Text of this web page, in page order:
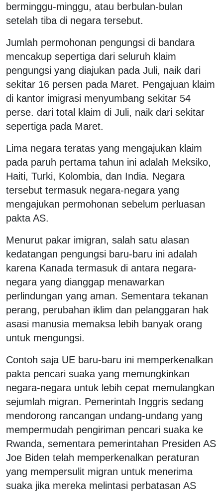
berminggu-minggu, atau berbulan-bulan
setelah tiba di negara tersebut.
Jumlah permohonan pengungsi di bandara
mencakup sepertiga dari seluruh klaim
pengungsi yang diajukan pada Juli, naik dari
sekitar 16 persen pada Maret. Pengajuan klaim
di kantor imigrasi menyumbang sekitar 54
perse. dari total klaim di Juli, naik dari sekitar
sepertiga pada Maret.
Lima negara teratas yang mengajukan klaim
pada paruh pertama tahun ini adalah Meksiko,
Haiti, Turki, Kolombia, dan India. Negara
tersebut termasuk negara-negara yang
mengajukan permohonan sebelum perluasan
pakta AS.
Menurut pakar imigran, salah satu alasan
kedatangan pengungsi baru-baru ini adalah
karena Kanada termasuk di antara negara-
negara yang dianggap menawarkan
perlindungan yang aman. Sementara tekanan
perang, perubahan iklim dan pelanggaran hak
asasi manusia memaksa lebih banyak orang
untuk mengungsi.
Contoh saja UE baru-baru ini memperkenalkan
pakta pencari suaka yang memungkinkan
negara-negara untuk lebih cepat memulangkan
sejumlah migran. Pemerintah Inggris sedang
mendorong rancangan undang-undang yang
mempermudah pengiriman pencari suaka ke
Rwanda, sementara pemerintahan Presiden AS
Joe Biden telah memperkenalkan peraturan
yang mempersulit migran untuk menerima
suaka jika mereka melintasi perbatasan AS